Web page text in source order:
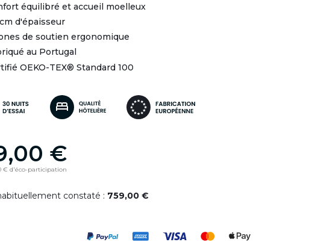
équilibré et accueil moelleux
d'épaisseur
de soutien ergonomique
au Portugal
OEKO-TEX® Standard 100
€
€ d'éco-participation
constaté : 759,00 €